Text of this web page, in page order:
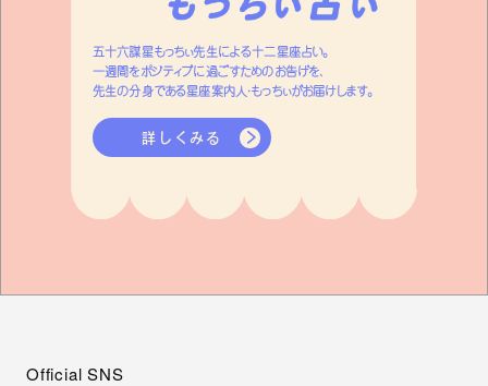
五十六謀星もっちぃ先生による十二星座占い。
一週間をポジティブに過ごすためのお告げを、
先生の分身である星座案内人・もっちぃがお届けします。
詳しくみる
Official SNS